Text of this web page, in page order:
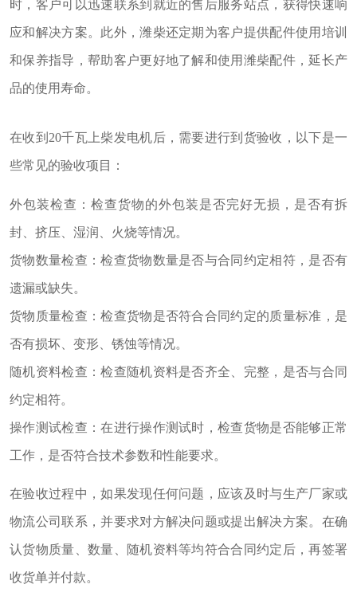
时，客户可以迅速联系到就近的售后服务站点，获得快速响
应和解决方案。此外，潍柴还定期为客户提供配件使用培训
和保养指导，帮助客户更好地了解和使用潍柴配件，延长产
品的使用寿命。
在收到20千瓦上柴发电机后，需要进行到货验收，以下是一
些常见的验收项目：
外包装检查：检查货物的外包装是否完好无损，是否有拆
封、挤压、湿润、火烧等情况。
货物数量检查：检查货物数量是否与合同约定相符，是否有
遗漏或缺失。
货物质量检查：检查货物是否符合合同约定的质量标准，是
否有损坏、变形、锈蚀等情况。
随机资料检查：检查随机资料是否齐全、完整，是否与合同
约定相符。
操作测试检查：在进行操作测试时，检查货物是否能够正常
工作，是否符合技术参数和性能要求。
在验收过程中，如果发现任何问题，应该及时与生产厂家或
物流公司联系，并要求对方解决问题或提出解决方案。在确
认货物质量、数量、随机资料等均符合合同约定后，再签署
收货单并付款。